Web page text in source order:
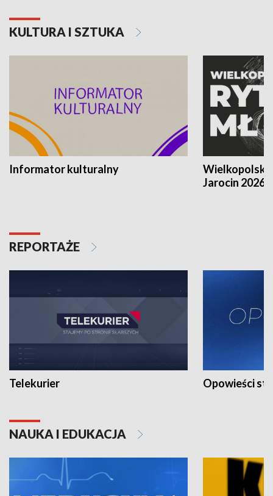
KULTURA I SZTUKA
Informator kulturalny
Jarocin 2026
REPORTAŻE
Telekurier Opowieści
NAUKA I EDUKACJA